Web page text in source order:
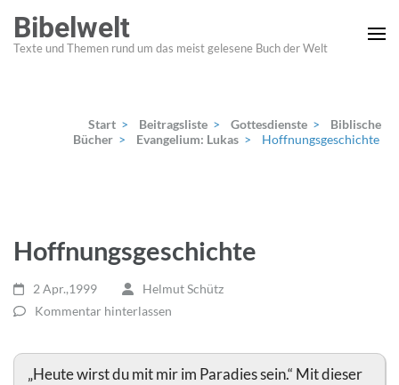
Inhalt
springen
Bibelwelt
Texte und Themen rund um das meist gelesene Buch der Welt
Start > Beitragsliste > Gottesdienste >
Biblische
Bücher > Evangelium: Lukas > Hoffnungsgeschichte
Hoffnungsgeschichte
2 Apr.,1999
Helmut Schütz
Kommentar hinterlassen
„Heute wirst du mit mir im Paradies sein.“ Mit dieser